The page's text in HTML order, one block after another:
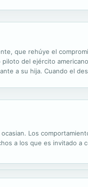
que rehúye el
del ejército
a su hija. Cuando el
Los
a los que es invitado a